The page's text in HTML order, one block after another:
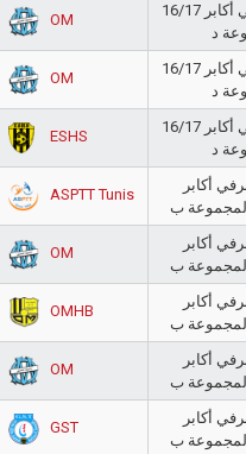
OM
القسم الشرفي أكابر 16/17
د
OM
القسم الشرفي أكابر 16/17
د
ESHS
القسم الشرفي أكابر 16/17
د
ASPTT Tunis
أكابر
OM
أكابر
OMHB
أكابر
OM
أكابر
GST
أكابر